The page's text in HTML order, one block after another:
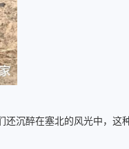
沉醉在塞北的风光中，这